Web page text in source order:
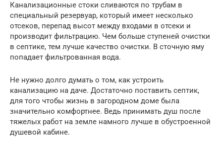
Канализационные стоки сливаются по трубам в
специальный резервуар, который имеет несколько
отсеков, перепад высот между входами в отсеки и
производит фильтрацию. Чем больше ступеней очистки
в септике, тем лучше качество очистки. В сточную яму
попадает фильтрованная вода.
Не нужно долго думать о том, как устроить
канализацию на даче. Достаточно поставить септик,
для того чтобы жизнь в загородном доме была
значительно комфортнее. Ведь принимать душ после
тяжелых работ на земле намного лучше в обустроенной
душевой кабине.